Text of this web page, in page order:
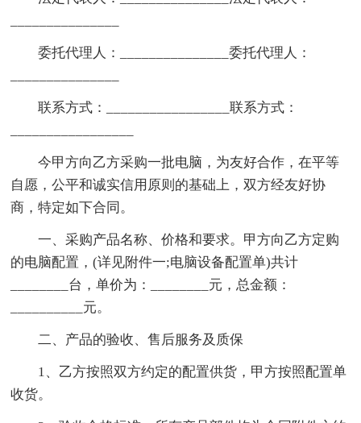
委托代理人：_______________委托代理人：
联系方式：_________________联系方式：
今甲方向乙方采购一批电脑，为友好合作，在平等
自愿，公平和诚实信用原则的基础上，双方经友好协
商，特定如下合同。
一、采购产品名称、价格和要求。甲方向乙方定购
的电脑配置，(详见附件一;电脑设备配置单)共计
________台，单价为：________元，总金额：
__________元。
二、产品的验收、售后服务及质保
1、乙方按照双方约定的配置供货，甲方按照配置单
收货。